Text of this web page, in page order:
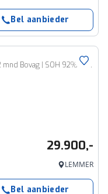
Bel aanbieder
Recharge P8 AWD R-Design | Rijklaar incl 12 mnd Bovag | SOH 92% Keyless Trekhaak Parkeersensoren voor Camera
29.900,-
LEMMER
Bel aanbieder